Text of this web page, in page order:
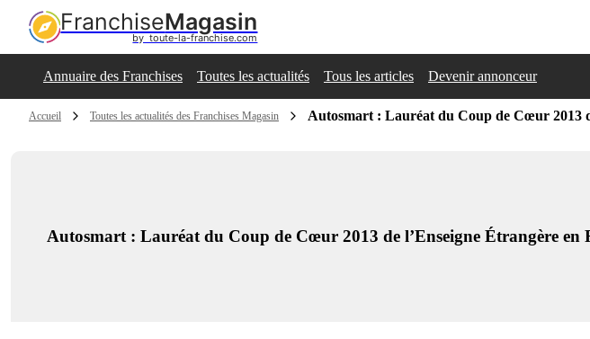
FranchiseMagasin
by  toute-la-franchise.com
Annuaire des Franchises Toutes les actualités Tous les articles Devenir annonceur
Accueil Toutes les actualités des Franchises Magasin Autosmart : Lauréat du Coup de Cœur 2013
Autosmart : Lauréat du Coup de Cœur 2013 de l’Enseigne Étrangère en